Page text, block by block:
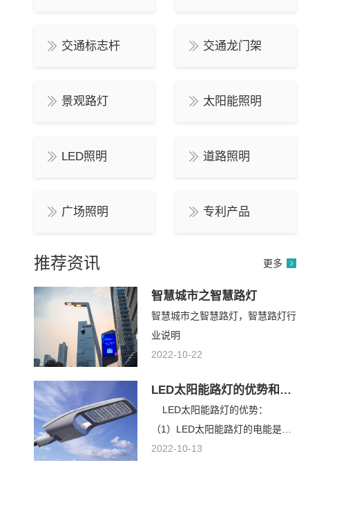
交通标志杆 交通龙门架
景观路灯 太阳能照明
LED照明 道路照明
广场照明 专利产品
推荐资讯 更多
智慧城市之智慧路灯
智慧城市之智慧路灯，智慧路灯行
业说明
2022-10-22
LED太阳能路灯的优势和缺点分析
LED太阳能路灯的优势：
（1）LED太阳能路灯的电能是依
靠太阳能光伏电池来提供的，太阳
2022-10-13